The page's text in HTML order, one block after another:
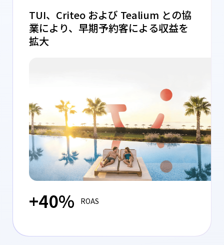
TUI、Criteo および Tealium との協
業により、早期予約客による収益を
拡大
+40% ROAS